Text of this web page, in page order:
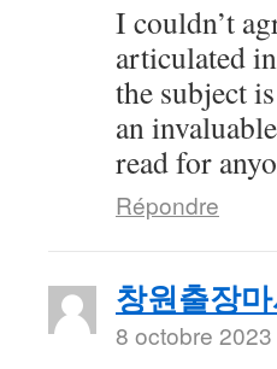
I couldn’t
articulated
the subject
an
read for
Répondre
창원출장
8 octobre